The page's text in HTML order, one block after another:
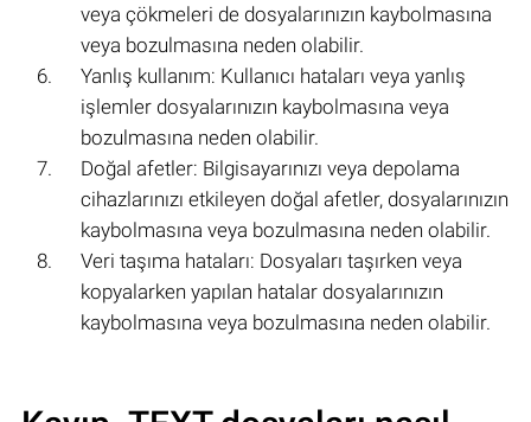
veya çökmeleri de dosyalarınızın kaybolmasına
veya bozulmasına neden olabilir.
Yanlış kullanım: Kullanıcı hataları veya yanlış
işlemler dosyalarınızın kaybolmasına veya
bozulmasına neden olabilir.
Doğal afetler: Bilgisayarınızı veya depolama
cihazlarınızı etkileyen doğal afetler, dosyalarınızın
kaybolmasına veya bozulmasına neden olabilir.
Veri taşıma hataları: Dosyaları taşırken veya
kopyalarken yapılan hatalar dosyalarınızın
kaybolmasına veya bozulmasına neden olabilir.